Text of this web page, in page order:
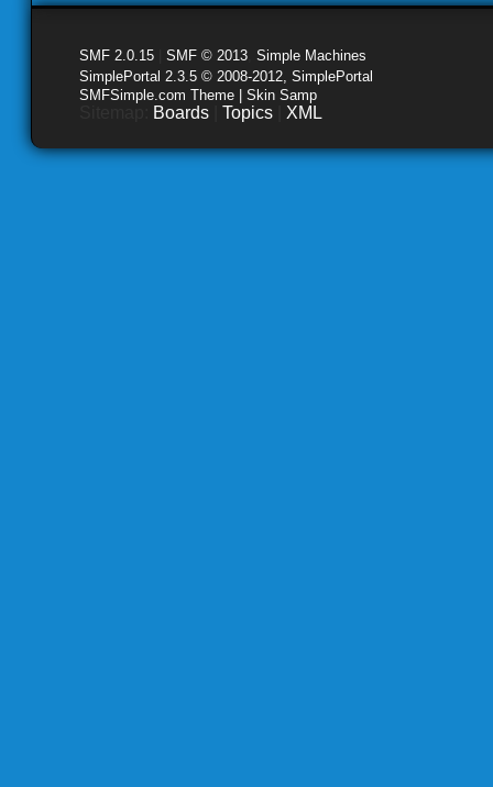
SMF 2.0.15 SMF © 2013 Simple Machines
SimplePortal 2.3.5 © 2008-2012, SimplePortal
SMFSimple.com Theme | Skin Samp
Boards Topics XML